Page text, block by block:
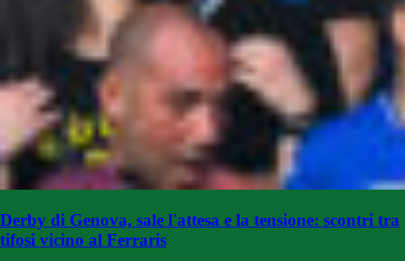
Derby di Genova, sale l'attesa e la tensione: scontri tra
tifosi vicino al Ferraris